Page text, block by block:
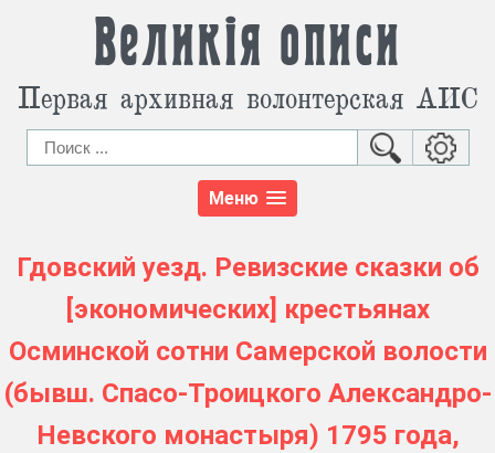
Великія описи
Первая архивная волонтерская АИС
Меню
Гдовский уезд. Ревизские сказки об
[экономических] крестьянах
Осминской сотни Самерской волости
(бывш. Спасо-Троицкого Александро-
Невского монастыря) 1795 года,